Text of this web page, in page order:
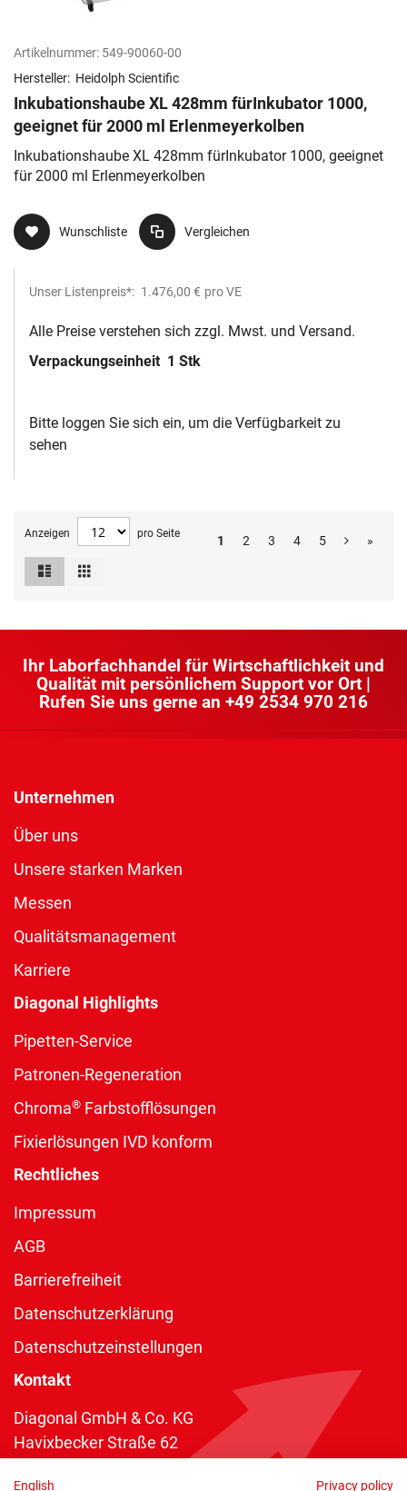
Artikelnummer: 549-90060-00
Hersteller: Heidolph Scientific
Inkubationshaube XL 428mm fürInkubator 1000,
geeignet für 2000 ml Erlenmeyerkolben
Inkubationshaube XL 428mm fürInkubator 1000, geeignet
für 2000 ml Erlenmeyerkolben
Wunschliste Vergleichen
Unser Listenpreis*: 1.476,00 € pro VE
Alle Preise verstehen sich zzgl. Mwst. und Versand.
Verpackungseinheit 1 Stk
Bitte loggen Sie sich ein, um die Verfügbarkeit zu
sehen
Anzeigen pro Seite 1 2 3 4 5 »
Ansicht
Ihr Laborfachhandel für Wirtschaftlichkeit und
Qualität mit persönlichem Support vor Ort |
Rufen Sie uns gerne an +49 2534 970 216
Unternehmen
Über uns
Unsere starken Marken
Messen
Qualitätsmanagement
Karriere
Diagonal Highlights
Pipetten-Service
Patronen-Regeneration
Chroma® Farbstofflösungen
Fixierlösungen IVD konform
Rechtliches
Impressum
AGB
Barrierefreiheit
Datenschutzerklärung
Datenschutzeinstellungen
Kontakt
Diagonal GmbH & Co. KG
Havixbecker Straße 62
English Privacy policy